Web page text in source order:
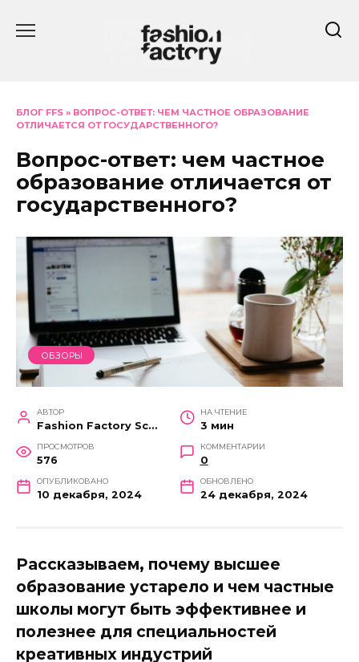
БЛОГ FFS » ВОПРОС-ОТВЕТ: ЧЕМ ЧАСТНОЕ ОБРАЗОВАНИЕ
ОТЛИЧАЕТСЯ ОТ ГОСУДАРСТВЕННОГО?
Вопрос-ответ: чем частное
образование отличается от
государственного?
ОБЗОРЫ
АВТОР
Fashion Factory School
НА ЧТЕНИЕ
3 мин
ПРОСМОТРОВ
576
КОММЕНТАРИИ
0
ОПУБЛИКОВАНО
10 декабря, 2024
ОБНОВЛЕНО
24 декабря, 2024
Рассказываем, почему высшее
образование устарело и чем частные
школы могут быть эффективнее и
полезнее для специальностей
креативных индустрий